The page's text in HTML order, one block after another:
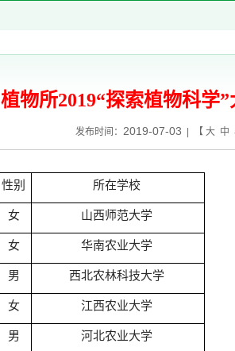
植物所2019“探索植物科学
发布时间： 2019-07-03 | 【 大 中
性别 所在学校
女 山西师范大学
女 华南农业大学
男 西北农林科技大学
女 江西农业大学
男 河北农业大学